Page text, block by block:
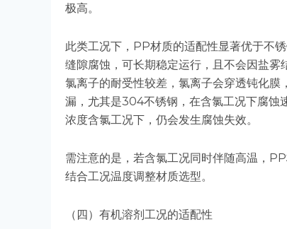
极高。
此类工况下，PP材质的适配性显著优于不
缝隙腐蚀，可长期稳定运行，且不会因盐
氯离子的耐受性较差，氯离子会穿透钝化
漏，尤其是304不锈钢，在含氯工况下腐蚀
浓度含氯工况下，仍会发生腐蚀失效。
需注意的是，若含氯工况同时伴随高温，
结合工况温度调整材质选型。
（四）有机溶剂工况的适配性